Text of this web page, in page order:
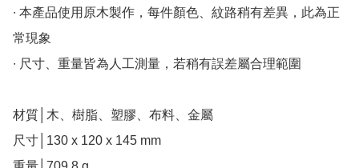
∙ 本產品使用原木製作，每件顏色、紋路稍有差異，此為正
常現象
∙ 尺寸、重量皆為人工測量，若稍有誤差屬合理範圍
材質│木、樹脂、塑膠、布料、金屬
尺寸│130 x 120 x 145 mm